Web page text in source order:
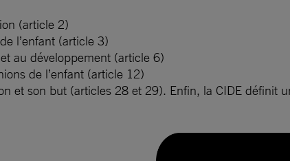
(article 2)
l’enfant (article 3)
au développement (article 6)
de l’enfant (article 12)
et son but (articles 28 et 29). Enfin, la CIDE définit